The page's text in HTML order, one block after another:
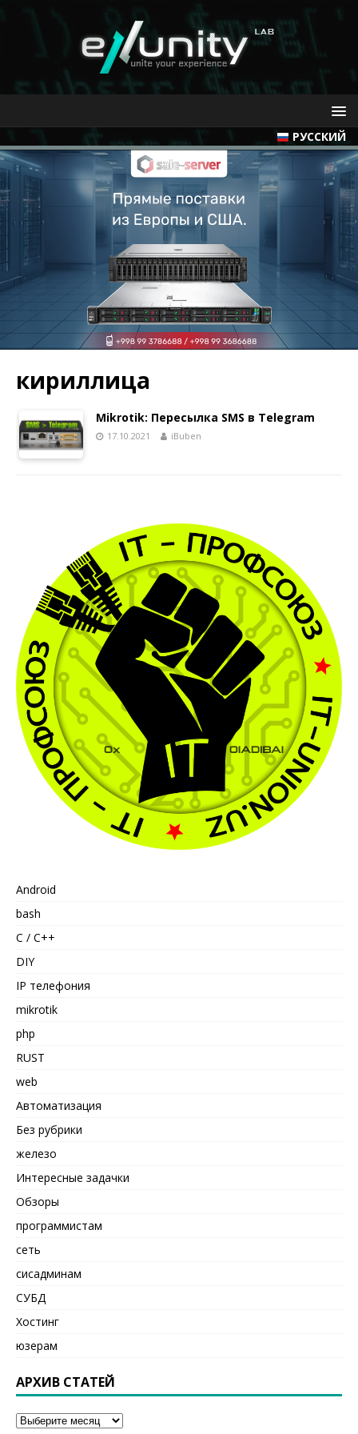
РУССКИЙ
кириллица
Mikrotik: Пересылка SMS в Telegram
17.10.2021 iBuben
Android
bash
C / C++
DIY
IP телефония
mikrotik
php
RUST
web
Автоматизация
Без рубрики
железо
Интересные задачки
Обзоры
программистам
сеть
сисадминам
СУБД
Хостинг
юзерам
АРХИВ СТАТЕЙ